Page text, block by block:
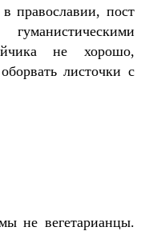
православии, пост
не хорошо,
листочки с
не вегетарианцы.